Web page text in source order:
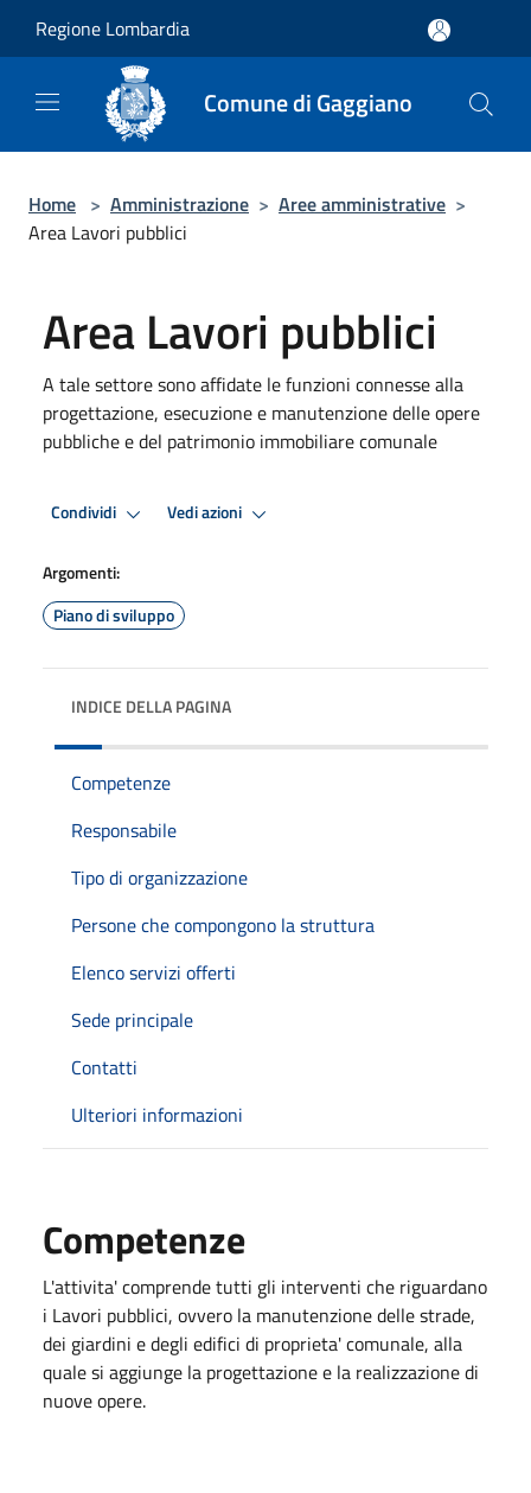
Regione Lombardia
Comune di Gaggiano
Home > Amministrazione > Aree amministrative >
Area Lavori pubblici
Area Lavori pubblici
A tale settore sono affidate le funzioni connesse alla
progettazione, esecuzione e manutenzione delle opere
pubbliche e del patrimonio immobiliare comunale
Condividi Vedi azioni
Argomenti:
Piano di sviluppo
INDICE DELLA PAGINA
Competenze
Responsabile
Tipo di organizzazione
Persone che compongono la struttura
Elenco servizi offerti
Sede principale
Contatti
Ulteriori informazioni
Competenze
L'attivita' comprende tutti gli interventi che riguardano
i Lavori pubblici, ovvero la manutenzione delle strade,
dei giardini e degli edifici di proprieta' comunale, alla
quale si aggiunge la progettazione e la realizzazione di
nuove opere.